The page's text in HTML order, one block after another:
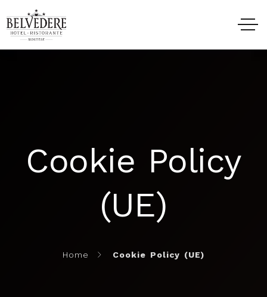
RISTORANTE
Cookie Policy
(UE)
Home Cookie Policy (UE)